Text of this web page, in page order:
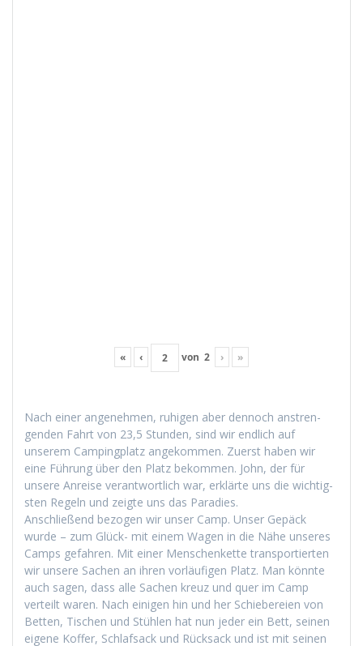
« ‹ von 2 › »
Nach ein­er angenehmen, ruhi­gen aber den­noch anstren­
gen­den Fahrt von 23,5 Stun­den, sind wir endlich auf
unserem Camp­ing­platz angekom­men. Zuerst haben wir
eine Führung über den Platz bekom­men. John, der für
unsere Anreise ver­ant­wortlich war, erk­lärte uns die wichtig­
sten Regeln und zeigte uns das Paradies.
Anschließend bezo­gen wir unser Camp. Unser Gepäck
wurde – zum Glück- mit einem Wagen in die Nähe unseres
Camps gefahren. Mit ein­er Men­schen­kette trans­portierten
wir unsere Sachen an ihren vor­läu­fi­gen Platz. Man kön­nte
auch sagen, dass alle Sachen kreuz und quer im Camp
verteilt waren. Nach eini­gen hin und her Schiebereien von
Bet­ten, Tis­chen und Stühlen hat nun jed­er ein Bett, seinen
eigene Kof­fer, Schlaf­sack und Rück­sack und ist mit seinen